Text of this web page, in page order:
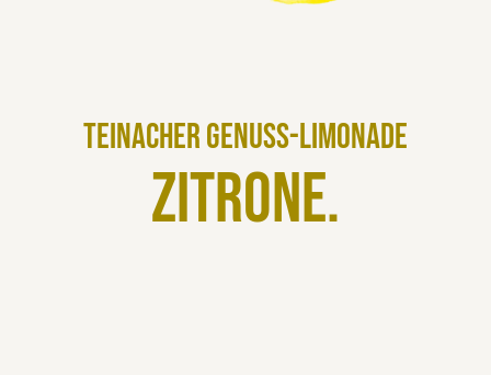
Teinacher Genuss-Limonade
Zitrone.